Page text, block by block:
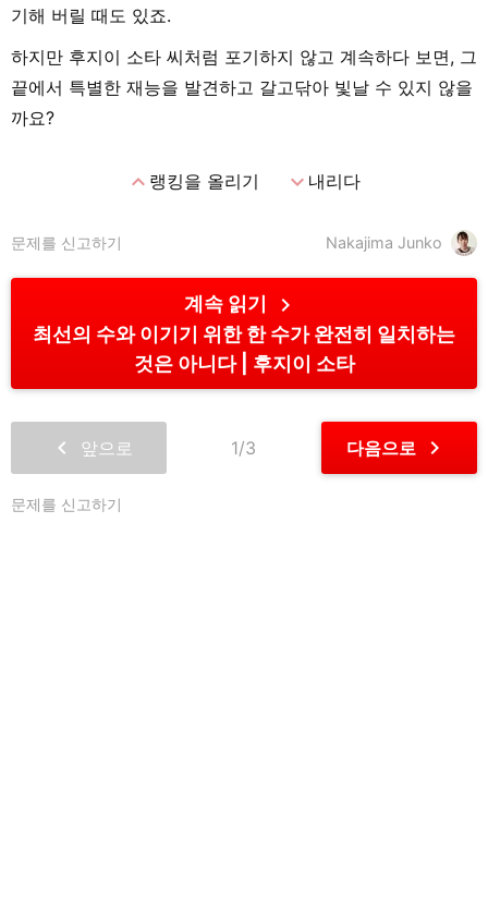
기해 버릴 때도 있죠.
하지만 후지이 소타 씨처럼 포기하지 않고 계속하다 보면, 그
끝에서 특별한 재능을 발견하고 갈고닦아 빛날 수 있지 않을
까요?
expand_less랭킹을 올리기 expand_more내리다
Nakajima Junko
문제를 신고하기
계속 읽기 chevron_right
최선의 수와 이기기 위한 한 수가 완전히 일치하는
것은 아니다
후지이 소타
chevron_left 앞으로 1/3 다음으로 chevron_right
문제를 신고하기